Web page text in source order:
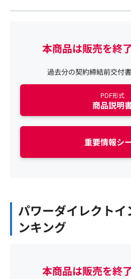
本商品は販売を終
過去分の契約締結前交付
PDF形式
商品説明
重要情報シ
パワーダイレクト
ンキング
本商品は販売を終